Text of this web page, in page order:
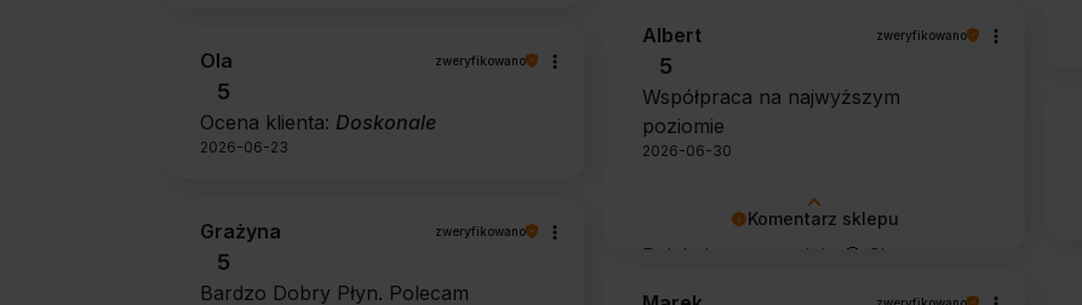
Komentarz sklepu
Dziękujemy za opinię 🙂 Cieszymy
Albert zweryfikowano
5
Współpraca na najwyższym
poziomie
2026-06-30
Ola zweryfikowano
5
Ocena klienta: Doskonale
2026-06-23
Grażyna zweryfikowano
5
Bardzo Dobry Płyn. Polecam